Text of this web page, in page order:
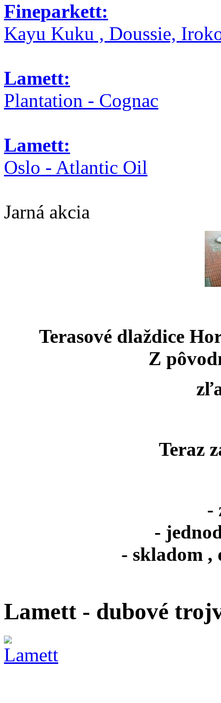
Fineparkett:
Kayu Kuku , Doussie,
Lamett:
Plantation - Cognac
Lamett:
Oslo - Atlantic Oil
Jarná akcia
Terasové dlaždice
Z
Teraz
-
-
- skladom ,
Lamett - dubové